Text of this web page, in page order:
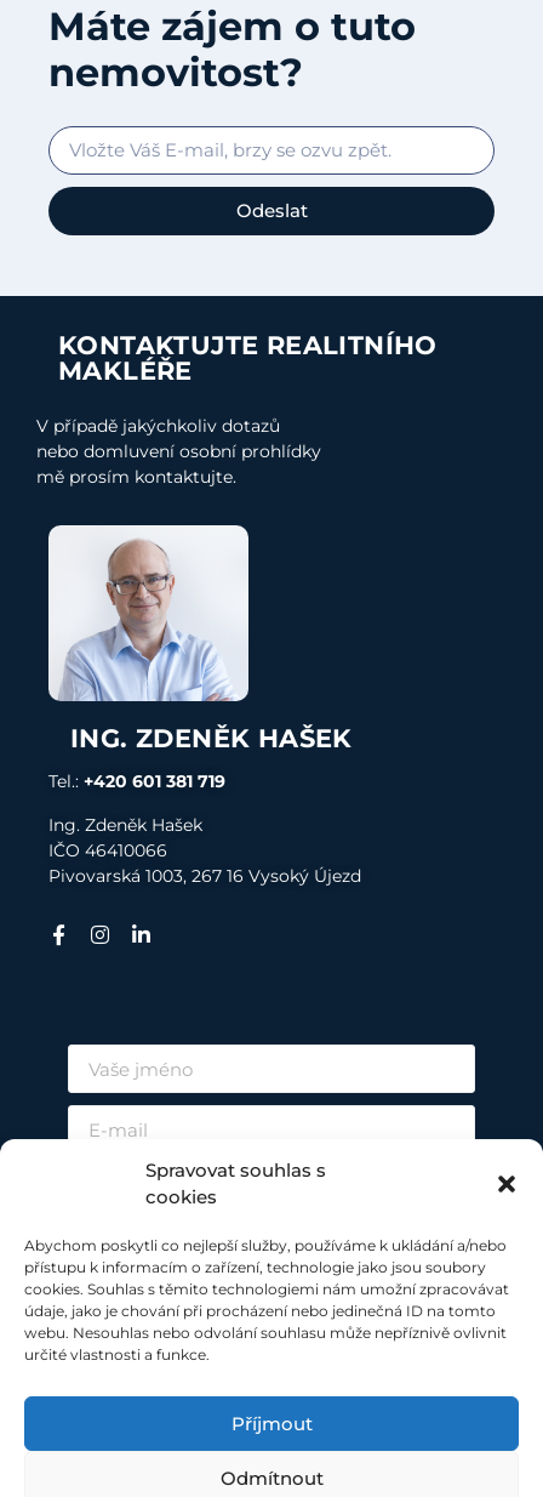
Spravovat souhlas s
cookies
Abychom poskytli co nejlepší služby, používáme k ukládání a/nebo
přístupu k informacím o zařízení, technologie jako jsou soubory
cookies. Souhlas s těmito technologiemi nám umožní zpracovávat
údaje, jako je chování při procházení nebo jedinečná ID na tomto
webu. Nesouhlas nebo odvolání souhlasu může nepříznivě ovlivnit
určité vlastnosti a funkce.
Příjmout
Odmítnout
Máte zájem o tuto
nemovitost?
Odeslat
KONTAKTUJTE REALITNÍHO
MAKLÉŘE
V případě jakýchkoliv dotazů
nebo domluvení osobní prohlídky
mě prosím kontaktujte.
ING. ZDENĚK HAŠEK
Tel.: +420 601 381 719
Ing. Zdeněk Hašek
IČO 46410066
Pivovarská 1003, 267 16 Vysoký Újezd
ODESLAT
Při poskytování našich služeb nám pomáhají soubory cookie.